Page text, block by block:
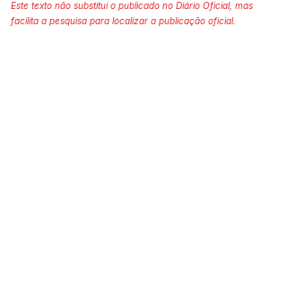
Este texto não substitui o publicado no Diário Oficial, mas
facilita a pesquisa para localizar a publicação oficial.